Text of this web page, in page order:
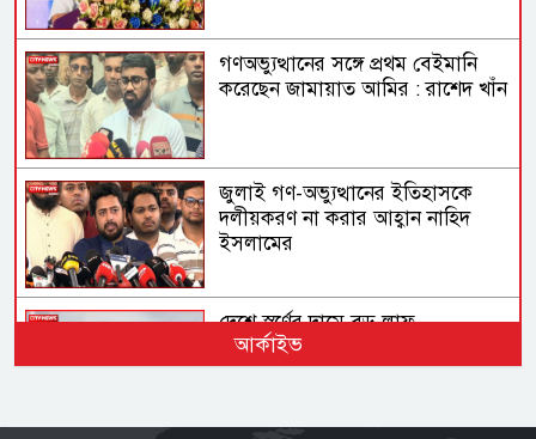
গণঅভ্যুত্থানের সঙ্গে প্রথম বেইমানি
করেছেন জামায়াত আমির : রাশেদ খাঁন
জুলাই গণ-অভ্যুত্থানের ইতিহাসকে
দলীয়করণ না করার আহ্বান নাহিদ
ইসলামের
দেশে স্বর্ণের দামে বড় লাফ
আর্কাইভ